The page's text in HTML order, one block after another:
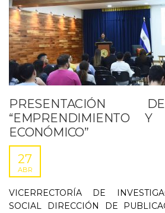
PRESENTACIÓN
“EMPRENDIMIENTO Y
ECONÓMICO”
27
ABR
VICERRECTORÍA DE
SOCIAL DIRECCIÓN DE